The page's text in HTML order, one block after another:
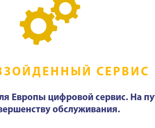
СЕРВИС
Европы цифровой сервис. На
обслуживания.